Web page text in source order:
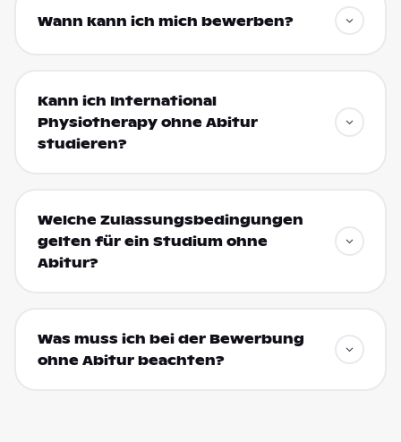
Wann kann ich mich bewerben?
Kann ich International
Physiotherapy ohne Abitur
studieren?
Welche Zulassungsbedingungen
gelten für ein Studium ohne
Abitur?
Was muss ich bei der Bewerbung
ohne Abitur beachten?